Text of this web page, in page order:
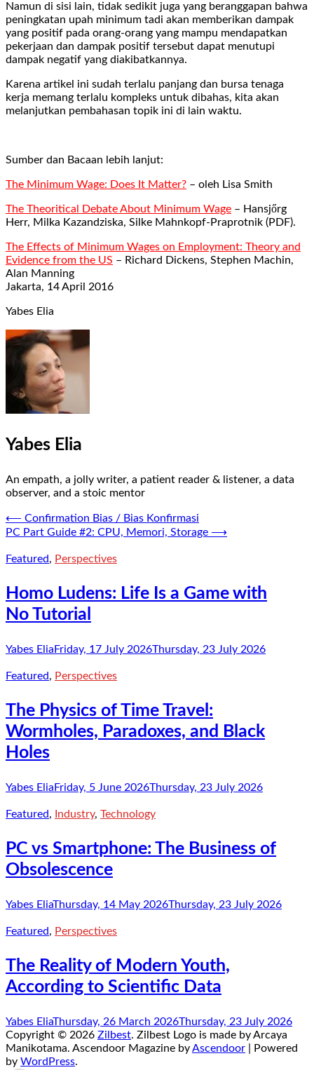
Namun di sisi lain, tidak sedikit juga yang beranggapan bahwa
peningkatan upah minimum tadi akan memberikan dampak
yang positif pada orang-orang yang mampu mendapatkan
pekerjaan dan dampak positif tersebut dapat menutupi
dampak negatif yang diakibatkannya.
Karena artikel ini sudah terlalu panjang dan bursa tenaga
kerja memang terlalu kompleks untuk dibahas, kita akan
melanjutkan pembahasan topik ini di lain waktu.
Sumber dan Bacaan lebih lanjut:
The Minimum Wage: Does It Matter? – oleh Lisa Smith
The Theoritical Debate About Minimum Wage – Hansjőrg
Herr, Milka Kazandziska, Silke Mahnkopf-Praprotnik (PDF).
The Effects of Minimum Wages on Employment: Theory and
Evidence from the US – Richard Dickens, Stephen Machin,
Alan Manning
Jakarta, 14 April 2016
Yabes Elia
Yabes Elia
An empath, a jolly writer, a patient reader & listener, a data
observer, and a stoic mentor
Post
navigation
⟵ Confirmation Bias / Bias Konfirmasi
PC Part Guide #2: CPU, Memori, Storage ⟶
Featured, Perspectives
Homo Ludens: Life Is a Game with
No Tutorial
Yabes Elia Friday, 17 July 2026Thursday, 23 July 2026
Featured, Perspectives
The Physics of Time Travel:
Wormholes, Paradoxes, and Black
Holes
Yabes Elia Friday, 5 June 2026Thursday, 23 July 2026
Featured, Industry, Technology
PC vs Smartphone: The Business of
Obsolescence
Yabes EliaThursday, 14 May 2026Thursday, 23 July 2026
Featured, Perspectives
The Reality of Modern Youth,
According to Scientific Data
Yabes EliaThursday, 26 March 2026Thursday, 23 July 2026
Copyright © 2026 Zilbest. Zilbest Logo is made by Arcaya
Manikotama. Ascendoor Magazine byAscendoor | Powered
by WordPress.